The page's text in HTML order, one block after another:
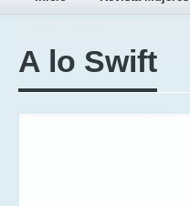
A lo Swift